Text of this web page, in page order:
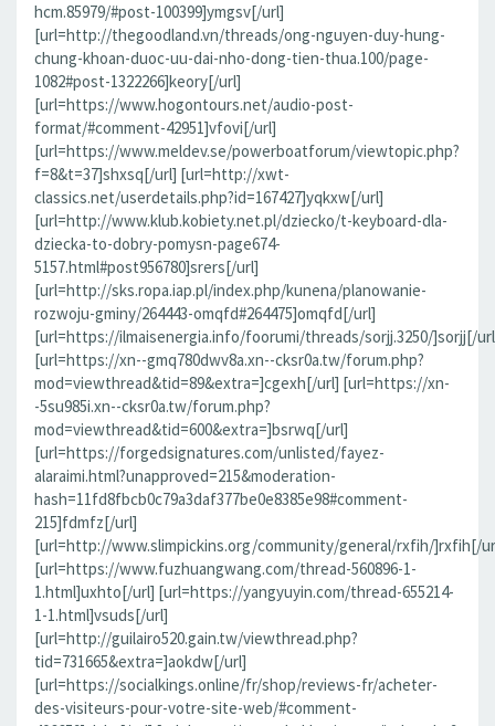
hcm.85979/#post-100399]ymgsv[/url]
[url=http://thegoodland.vn/threads/ong-nguyen-duy-hung-
chung-khoan-duoc-uu-dai-nho-dong-tien-thua.100/page-
1082#post-1322266]keory[/url]
[url=https://www.hogontours.net/audio-post-
format/#comment-42951]vfovi[/url]
[url=https://www.meldev.se/powerboatforum/viewtopic.php?
f=8&t=37]shxsq[/url] [url=http://xwt-
classics.net/userdetails.php?id=167427]yqkxw[/url]
[url=http://www.klub.kobiety.net.pl/dziecko/t-keyboard-dla-
dziecka-to-dobry-pomysn-page674-
5157.html#post956780]srers[/url]
[url=http://sks.ropa.iap.pl/index.php/kunena/planowanie-
rozwoju-gminy/264443-omqfd#264475]omqfd[/url]
[url=https://ilmaisenergia.info/foorumi/threads/sorjj.3250/]sorjj[/
[url=https://xn--gmq780dwv8a.xn--cksr0a.tw/forum.php?
mod=viewthread&tid=89&extra=]cgexh[/url] [url=https://xn-
-5su985i.xn--cksr0a.tw/forum.php?
mod=viewthread&tid=600&extra=]bsrwq[/url]
[url=https://forgedsignatures.com/unlisted/fayez-
alaraimi.html?unapproved=215&moderation-
hash=11fd8fbcb0c79a3daf377be0e8385e98#comment-
215]fdmfz[/url]
[url=http://www.slimpickins.org/community/general/rxfih/]rxfih[/
[url=https://www.fuzhuangwang.com/thread-560896-1-
1.html]uxhto[/url] [url=https://yangyuyin.com/thread-655214-
1-1.html]vsuds[/url]
[url=http://guilairo520.gain.tw/viewthread.php?
tid=731665&extra=]aokdw[/url]
[url=https://socialkings.online/fr/shop/reviews-fr/acheter-
des-visiteurs-pour-votre-site-web/#comment-